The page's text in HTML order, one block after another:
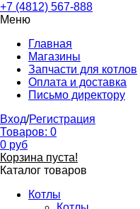
+7 (4812) 567-888
Меню
Главная
Магазины
Запчасти для котлов
Оплата и доставка
Письмо директору
Вход/Регистрация
Товаров: 0
0 руб
Корзина пуста!
Каталог товаров
Котлы